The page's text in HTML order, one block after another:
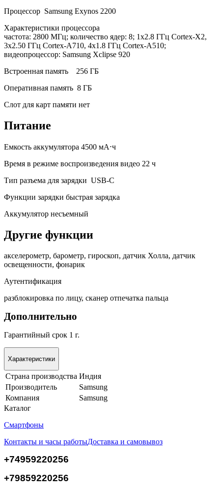
Процессор Samsung Exynos 2200
Характеристики процессора
частота: 2800 МГц; количество ядер: 8; 1x2.8 ГГц Cortex-X2,
3x2.50 ГГц Cortex-A710, 4x1.8 ГГц Cortex-A510;
видеопроцессор: Samsung Xclipse 920
Встроенная память 256 ГБ
Оперативная память 8 ГБ
Слот для карт памяти нет
Питание
Емкость аккумулятора 4500 мА⋅ч
Время в режиме воспроизведения видео 22 ч
Тип разъема для зарядки USB-C
Функции зарядки быстрая зарядка
Аккумулятор несъемный
Другие функции
акселерометр, барометр, гироскоп, датчик Холла, датчик
освещенности, фонарик
Аутентификация
разблокировка по лицу, сканер отпечатка пальца
Дополнительно
Гарантийный срок 1 г.
Характеристики
Страна производства Индия
Производитель
Samsung
Компания
Samsung
Каталог
Смартфоны
Контакты и часы работыДоставка и самовывоз
+74959220256
+79859220256